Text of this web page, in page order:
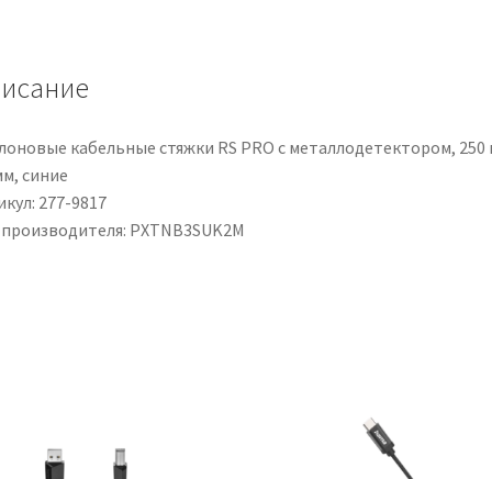
G/IEC
250
ac,
2m
кабельные стяжки RS PRO с металлодетектором, 250
синие
277-9817
PXTNB3SUK2M